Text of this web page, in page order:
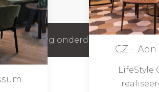
CZ - Aan
LifeStyle
Zorg onderdeel LifeStyle